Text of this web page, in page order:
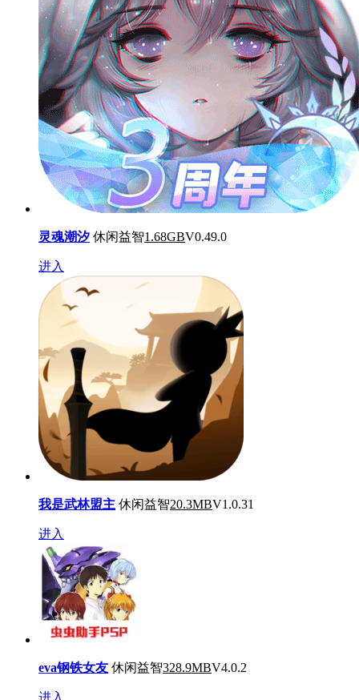
灵魂潮汐 休闲益智1.68GBV0.49.0
进入
我是武林盟主 休闲益智20.3MBV1.0.31
进入
eva钢铁女友 休闲益智328.9MBV4.0.2
进入